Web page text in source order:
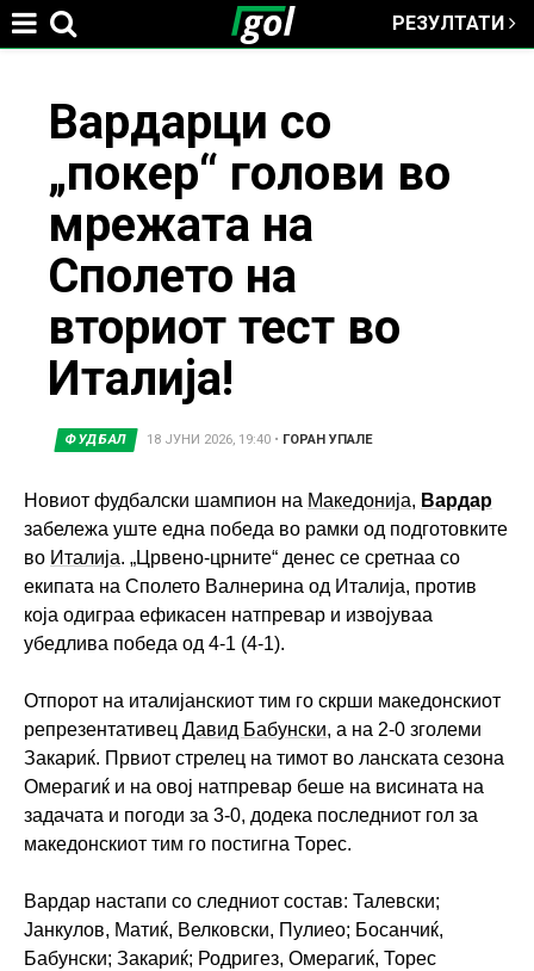
РЕЗУЛТАТИ
here
Вардарци со
„покер“ голови во
мрежата на
Сполето на
вториот тест во
Италија!
ФУДБАЛ 18 ЈУНИ 2026, 19:40• ГОРАН УПАЛЕ
Новиот фудбалски шампион на Македонија, Вардар
забележа уште една победа во рамки од подготовките
во Италија. „Црвено-црните“ денес се сретнаа со
екипата на Сполето Валнерина од Италија, против
која одиграа ефикасен натпревар и извојуваа
убедлива победа од 4-1 (4-1).
Отпорот на италијанскиот тим го скрши македонскиот
репрезентативец Давид Бабунски, а на 2-0 зголеми
Закариќ. Првиот стрелец на тимот во ланската сезона
Омерагиќ и на овој натпревар беше на висината на
задачата и погоди за 3-0, додека последниот гол за
македонскиот тим го постигна Торес.
Вардар настапи со следниот состав: Талевски;
Јанкулов, Матиќ, Велковски, Пулиео; Босанчиќ,
Бабунски; Закариќ; Родригез, Омерагиќ, Торес